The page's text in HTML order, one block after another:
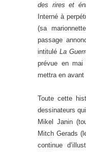
des rires et
Interné à
(sa
passage
intitulé La
prévue en mai
mettra en avant
Toute cette
dessinateurs
Mikel Janin
Mitch Gerads
continue